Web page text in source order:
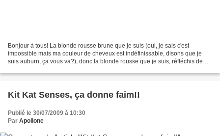
Bonjour à tous! La blonde rousse brune que je suis (oui, je sais c'est
impossible mais ma couleur de cheveux est indéfinissable, disons que je
suis auburn, ça vous va?), donc la blonde rousse que je suis, réfléchis de
Kit Kat Senses, ça donne faim!!
Publié le 30/07/2009 à 10:30
Par Apollone